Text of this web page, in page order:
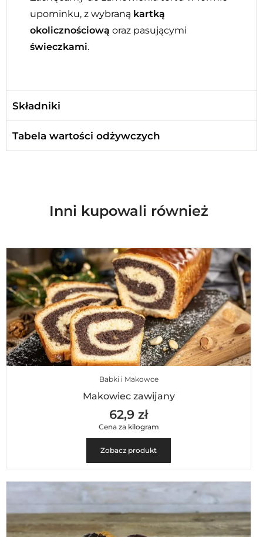
upominku, z wybraną kartką
okolicznościową oraz pasującymi
świeczkami.
Składniki
Tabela wartości odżywczych
Inni kupowali również
Babki i Makowce
Makowiec zawijany
62,9 zł
Cena za kilogram
Zobacz produkt